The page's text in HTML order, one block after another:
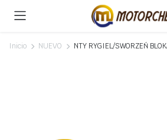
Inicio NUEVO NTY RYGIEL/SWORZEŃ